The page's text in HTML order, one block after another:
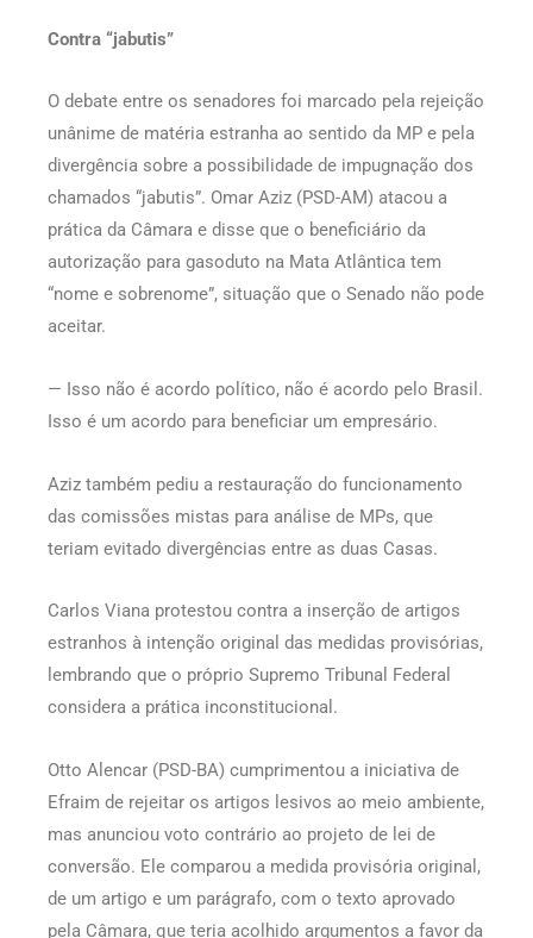
Contra “jabutis”
O debate entre os senadores foi marcado pela rejeição
unânime de matéria estranha ao sentido da MP e pela
divergência sobre a possibilidade de impugnação dos
chamados “jabutis”. Omar Aziz (PSD-AM) atacou a
prática da Câmara e disse que o beneficiário da
autorização para gasoduto na Mata Atlântica tem
“nome e sobrenome”, situação que o Senado não pode
aceitar.
— Isso não é acordo político, não é acordo pelo Brasil.
Isso é um acordo para beneficiar um empresário.
Aziz também pediu a restauração do funcionamento
das comissões mistas para análise de MPs, que
teriam evitado divergências entre as duas Casas.
Carlos Viana protestou contra a inserção de artigos
estranhos à intenção original das medidas provisórias,
lembrando que o próprio Supremo Tribunal Federal
considera a prática inconstitucional.
Otto Alencar (PSD-BA) cumprimentou a iniciativa de
Efraim de rejeitar os artigos lesivos ao meio ambiente,
mas anunciou voto contrário ao projeto de lei de
conversão. Ele comparou a medida provisória original,
de um artigo e um parágrafo, com o texto aprovado
pela Câmara, que teria acolhido argumentos a favor da